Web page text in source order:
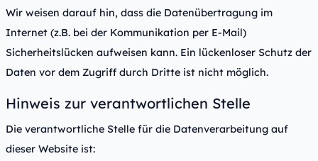
Wir weisen darauf hin, dass die Datenübertragung im
Internet (z.B. bei der Kommunikation per E-Mail)
Sicherheitslücken aufweisen kann. Ein lückenloser Schutz der
Daten vor dem Zugriff durch Dritte ist nicht möglich.
Hinweis zur verantwortlichen Stelle
Die verantwortliche Stelle für die Datenverarbeitung auf
dieser Website ist: